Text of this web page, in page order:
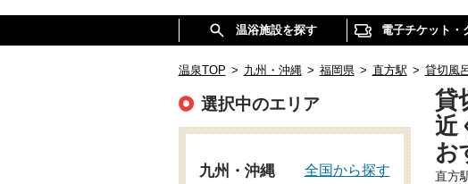
温浴施設を探す 電子チケット・
温泉TOP > 九州・沖縄 > 福岡県 > 直方駅 > 貸切風
貸
近
お
直方
選択中のエリア
九州・沖縄 全国から探す